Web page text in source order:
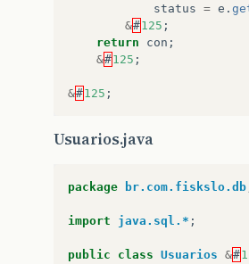
status = e .
&#125 ;
return
con ;
&#125 ;
&#125 ;
Usuarios.java
package br.com.fiskslo.db
import java.sql.* ;
public class Usuarios &#